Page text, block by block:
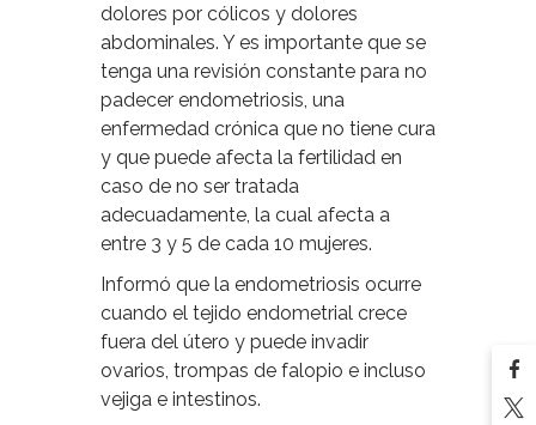
dolores por cólicos y dolores
abdominales. Y es importante que se
tenga una revisión constante para no
padecer endometriosis, una
enfermedad crónica que no tiene cura
y que puede afecta la fertilidad en
caso de no ser tratada
adecuadamente, la cual afecta a
entre 3 y 5 de cada 10 mujeres.
Informó que la endometriosis ocurre
cuando el tejido endometrial crece
fuera del útero y puede invadir
ovarios, trompas de falopio e incluso
vejiga e intestinos.